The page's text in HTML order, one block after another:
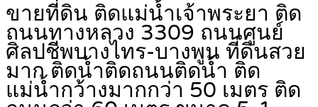
ขายที่ดิน ติดแม่น้ำเจ้าพระยา ติด
ถนนทางหลวง 3309 ถนนศูนย์
ศิลปชีพบางไทร-บางพูน ที่ดินสวย
มาก ติดน้ำติดถนนติดน้ำ ติด
แม่น้ำกว้างมากกว่า 50 เมตร ติด